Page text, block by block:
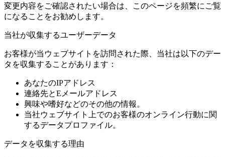
変更内容をご確認されたい場合は、このページを頻繁にご覧
になることをお勧めします。
当社が収集するユーザーデータ
お客様が当ウェブサイトを訪問された際、当社は以下のデー
タを収集することがあります：
あなたのIPアドレス
連絡先とEメールアドレス
興味や嗜好などのその他の情報。
当社ウェブサイト上でのお客様のオンライン行動に関
するデータプロファイル。
データを収集する理由